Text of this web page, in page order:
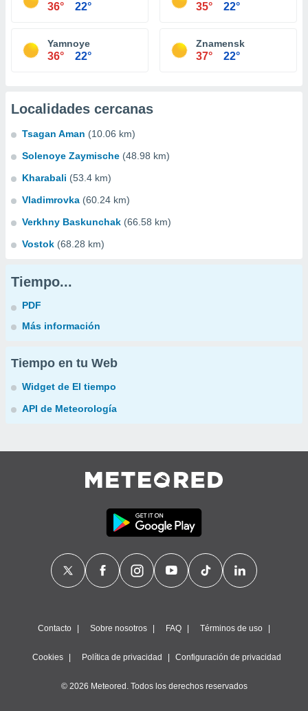
36° 22° 35° 22°
Yamnoye
36° 22°
Znamensk
37° 22°
Localidades cercanas
Tsagan Aman (10.06 km)
Solenoye Zaymische (48.98 km)
Kharabali (53.4 km)
Vladimrovka (60.24 km)
Verkhny Baskunchak (66.58 km)
Vostok (68.28 km)
Tiempo...
PDF
Más información
Tiempo en tu Web
Widget de El tiempo
API de Meteorología
Contacto Sobre nosotros FAQ Términos de uso
Cookies Política de privacidad Configuración de privacidad
© 2026 Meteored. Todos los derechos reservados